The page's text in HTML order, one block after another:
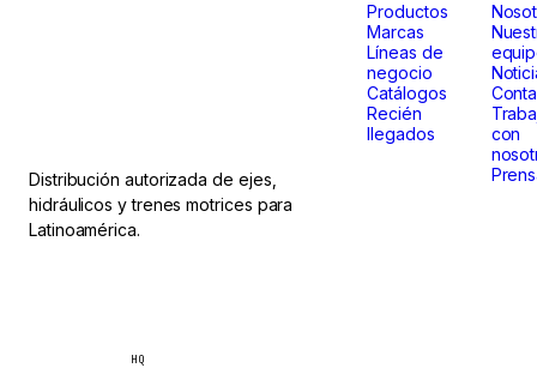
Distribución autorizada de ejes,
hidráulicos y trenes motrices para
Latinoamérica.
Productos
Marcas
Líneas de
negocio
Catálogos
Recién
llegados
con
HQ